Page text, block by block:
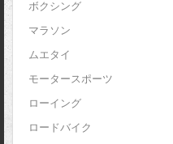
ボクシング
マラソン
ムエタイ
モータースポーツ
ローイング
ロードバイク